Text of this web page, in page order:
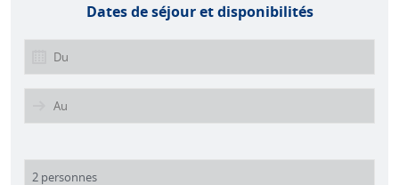
Dates de séjour et disponibilités